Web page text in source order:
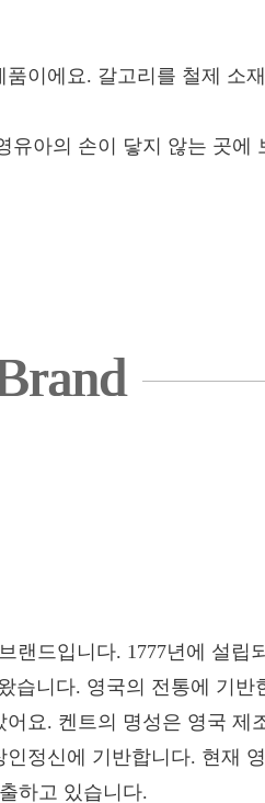
이에요. 갈고리를 철제 소
아의 손이 닿지 않는 곳에
드입니다. 1777년에 설립
니다. 영국의 전통에 기반
요. 켄트의 명성은 영국 제
정신에 기반합니다. 현재
하고 있습니다.